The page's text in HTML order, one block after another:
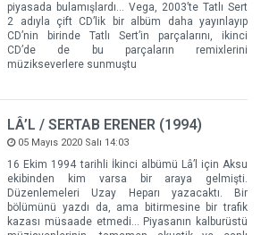
piyasada bulamışlardı... Vega, 2003’te Tatlı Sert
2 adıyla çift CD’lik bir albüm daha yayınlayıp
CD’nin birinde Tatlı Sert’in parçalarını, ikinci
CD’de de bu parçaların remixlerini
müzikseverlere sunmuştu
LÂ’L / SERTAB ERENER (1994)
05 Mayıs 2020 Salı 14:03
16 Ekim 1994 tarihli İkinci albümü Lâ’l için Aksu
ekibinden kim varsa bir araya gelmişti.
Düzenlemeleri Uzay Heparı yazacaktı. Bir
bölümünü yazdı da, ama bitirmesine bir trafik
kazası müsaade etmedi… Piyasanın kalburüstü